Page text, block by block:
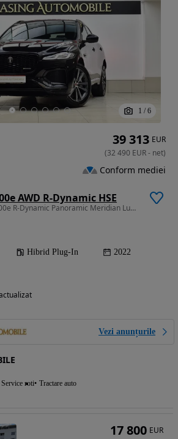
1 / 6
AWD R-Dynamic HSE
1997 cm3 • 400 CP • P400e R-Dynamic Panoramic Meridian Lumini Ambientale Garantie Revizie
Hibrid Plug-In 2022
Vezi anunțurile
Service roti Tractare auto
39 313 EUR
(32 490 EUR- net)
Conform mediei
17 800 EUR